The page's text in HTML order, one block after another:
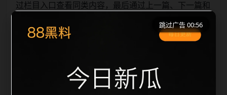
过栏目入口查看同类内容，最后通过上一篇、下一篇和
避免无关关键词堆砌，也避免多个站点同步发布完全相
主题。后续采集时将继续执行远程图片本地化、坏图默
认图兜底、标题重复过
跳过广告 00:56